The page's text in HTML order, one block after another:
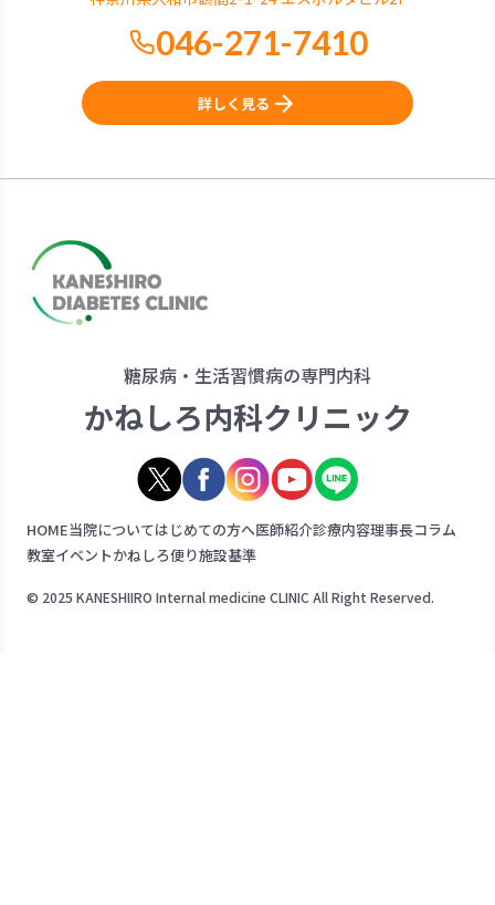
046-271-7410
詳しく見る
糖尿病・生活習慣病の専門内科
かねしろ内科クリニック
HOME当院についてはじめての方へ医師紹介診療内容理事長コラム
教室イベントかねしろ便り施設基準
© 2025 KANESHIIRO Internal medicine CLINIC All Right Reserved.